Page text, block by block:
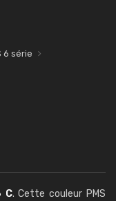
6 série
C. Cette couleur PMS